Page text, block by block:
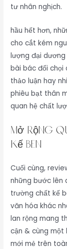
tư nhân nghịch.
hầu hết hơn,
cho cắt kém
lượng đại
bài bác đối chọi
thảo luận hay
phiêu bạt thân
quan hệ chất
Mở rộng
kế bên
Cuối cùng,
những bước lên
trường chất kế
văn hóa khác
lan rộng mang
cận & cùng một
mới mẻ trên